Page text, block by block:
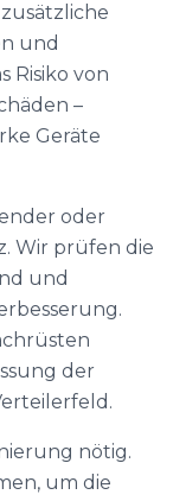
und
Risiko von
–
Geräte
oder
Wir prüfen die
und
der
nötig.
um die